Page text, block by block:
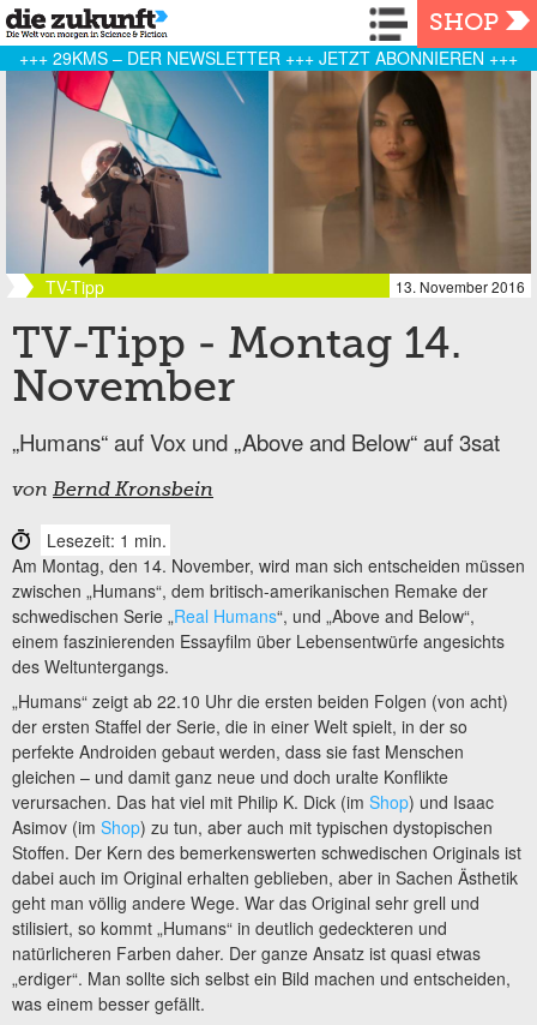
Navigation
SHOP
+++ 29KMS – DER NEWSLETTER +++ JETZT ABONNIEREN +++
TV-Tipp 13. November 2016
TV-Tipp - Montag 14.
November
„Humans“ auf Vox und „Above and Below“ auf 3sat
von Bernd Kronsbein
Lesezeit: 1 min.
Am Montag, den 14. November, wird man sich entscheiden müssen
zwischen „Humans“, dem britisch-amerikanischen Remake der
schwedischen Serie „Real Humans“, und „Above and Below“,
einem faszinierenden Essayfilm über Lebensentwürfe angesichts
des Weltuntergangs.
„Humans“ zeigt ab 22.10 Uhr die ersten beiden Folgen (von acht)
der ersten Staffel der Serie, die in einer Welt spielt, in der so
perfekte Androiden gebaut werden, dass sie fast Menschen
gleichen – und damit ganz neue und doch uralte Konflikte
verursachen. Das hat viel mit Philip K. Dick (im Shop) und Isaac
Asimov (im Shop) zu tun, aber auch mit typischen dystopischen
Stoffen. Der Kern des bemerkenswerten schwedischen Originals ist
dabei auch im Original erhalten geblieben, aber in Sachen Ästhetik
geht man völlig andere Wege. War das Original sehr grell und
stilisiert, so kommt „Humans“ in deutlich gedeckteren und
natürlicheren Farben daher. Der ganze Ansatz ist quasi etwas
„erdiger“. Man sollte sich selbst ein Bild machen und entscheiden,
was einem besser gefällt.